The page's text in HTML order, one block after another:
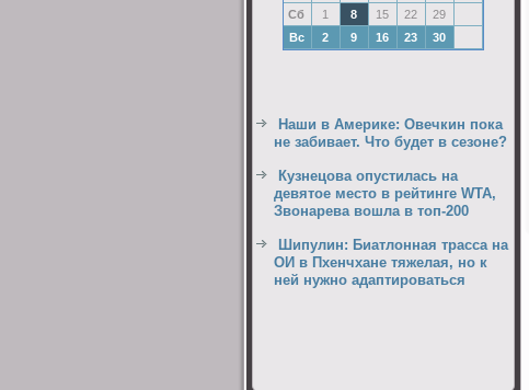
Сб
1 8 15 22
29
Вс
2 9 16 23 30
Наши в Америке: Овечкин пока
не забивает. Что будет в сезоне?
Кузнецова опустилась на
девятое место в рейтинге WTA,
Звонарева вошла в топ-200
Шипулин: Биатлонная трасса на
ОИ в Пхенчхане тяжелая, но к
ней нужно адаптироваться